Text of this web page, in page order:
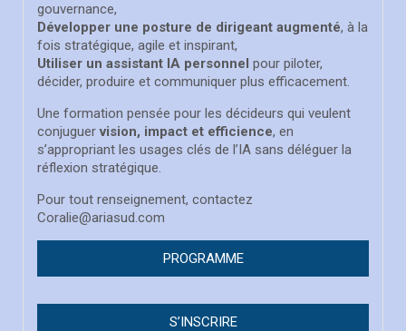
gouvernance,
Développer une posture de dirigeant augmenté, à la
fois stratégique, agile et inspirant,
Utiliser un assistant IA personnel pour piloter,
décider, produire et communiquer plus efficacement.
Une formation pensée pour les décideurs qui veulent
conjuguervision, impact et efficience, en
s’appropriant les usages clés de l’IA sans déléguer la
réflexion stratégique.
Pour tout renseignement, contactez
Coralie@ariasud.com
PROGRAMME
S’INSCRIRE